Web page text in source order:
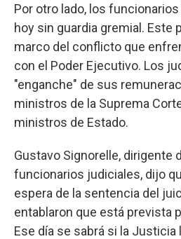
Por otro lado, los
hoy sin guardia gremial. Este
marco del conflicto que
con el Poder Ejecutivo. Los
"enganche" de sus
ministros de la Suprema
ministros de Estado.
Gustavo Signorelle, dirigente
funcionarios judiciales, dijo
espera de la sentencia del
entablaron que está prevista
Ese día se sabrá si la Justicia